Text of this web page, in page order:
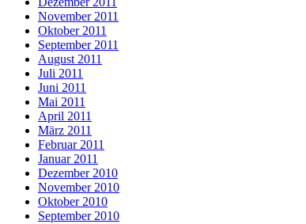
November 2011
Oktober 2011
September 2011
August 2011
Juli 2011
Juni 2011
Mai 2011
April 2011
März 2011
Februar 2011
Januar 2011
Dezember 2010
November 2010
Oktober 2010
September 2010